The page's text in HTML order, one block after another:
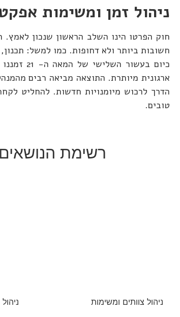
ניהול זמן ומשימות
כיום
ארגונית מיותרת. התוצאה מביאה רבים
הדרך לרכוש מיומנויות חדשות. להחליט
טובים.
רשימת
ניהול צוותים ומשימות